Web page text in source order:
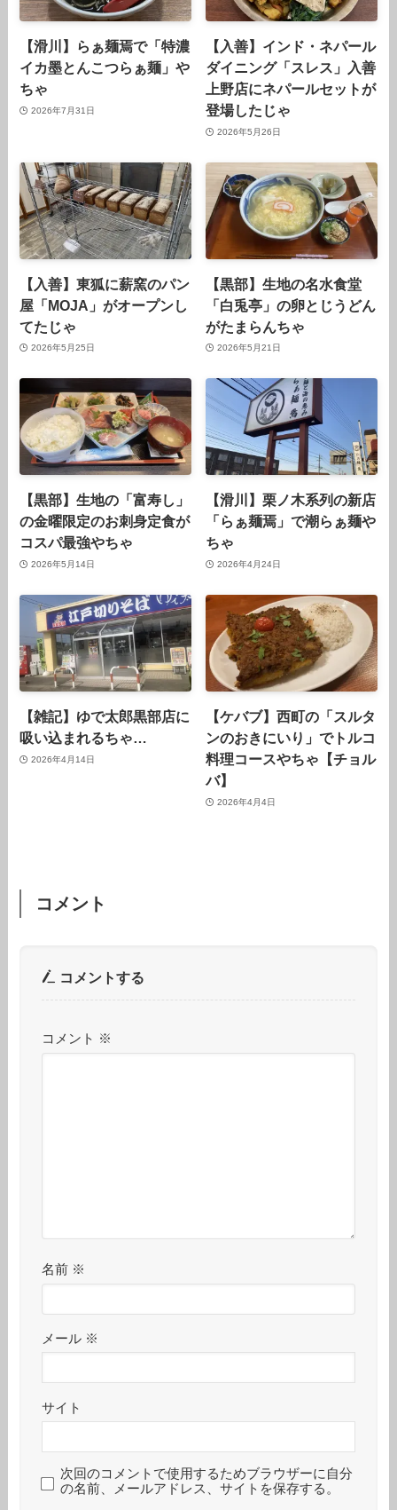
【滑川】らぁ麺焉で「特濃
イカ墨とんこつらぁ麺」や
ちゃ
2026年7月31日
【入善】インド・ネパール
ダイニング「スレス」入善
上野店にネパールセットが
登場したじゃ
2026年5月26日
【入善】東狐に薪窯のパン
屋「MOJA」がオープンし
てたじゃ
2026年5月25日
【黒部】生地の名水食堂
「白兎亭」の卵とじうどん
がたまらんちゃ
2026年5月21日
【黒部】生地の「富寿し」
の金曜限定のお刺身定食が
コスパ最強やちゃ
2026年5月14日
【滑川】栗ノ木系列の新店
「らぁ麺焉」で潮らぁ麺や
ちゃ
2026年4月24日
【雑記】ゆで太郎黒部店に
吸い込まれるちゃ…
2026年4月14日
【ケバブ】西町の「スルタ
ンのおきにいり」でトルコ
料理コースやちゃ【チョル
バ】
2026年4月4日
コメント
コメントする
コメント ※
名前 ※
メール ※
サイト
次回のコメントで使用するためブラウザーに自分
の名前、メールアドレス、サイトを保存する。